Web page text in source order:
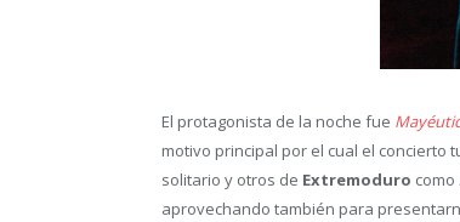
El protagonista de la noche fue
motivo principal por el cual el concierto
solitario y otros de Extremoduro como
aprovechando también para